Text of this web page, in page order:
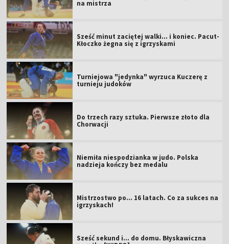
na mistrza
Sześć minut zaciętej walki... i koniec. Pacut-
Kłoczko żegna się z igrzyskami
Turniejowa "jedynka" wyrzuca Kuczerę z
turnieju judoków
Do trzech razy sztuka. Pierwsze złoto dla
Chorwacji
Niemiła niespodzianka w judo. Polska
nadzieja kończy bez medalu
Mistrzostwo po... 16 latach. Co za sukces na
igrzyskach!
Sześć sekund i... do domu. Błyskawiczna